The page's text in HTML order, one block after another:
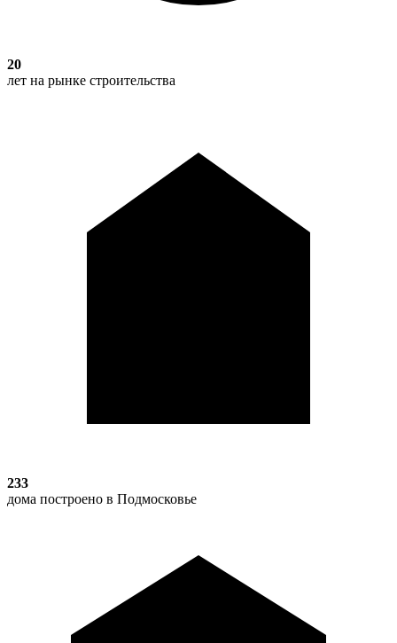
20
лет на рынке строительства
233
дома построено в Подмосковье